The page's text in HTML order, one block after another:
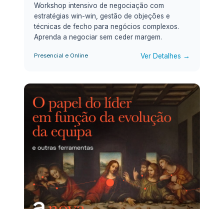
Workshop intensivo de negociação com
estratégias win-win, gestão de objeções e
técnicas de fecho para negócios complexos.
Aprenda a negociar sem ceder margem.
Presencial e Online Ver Detalhes →